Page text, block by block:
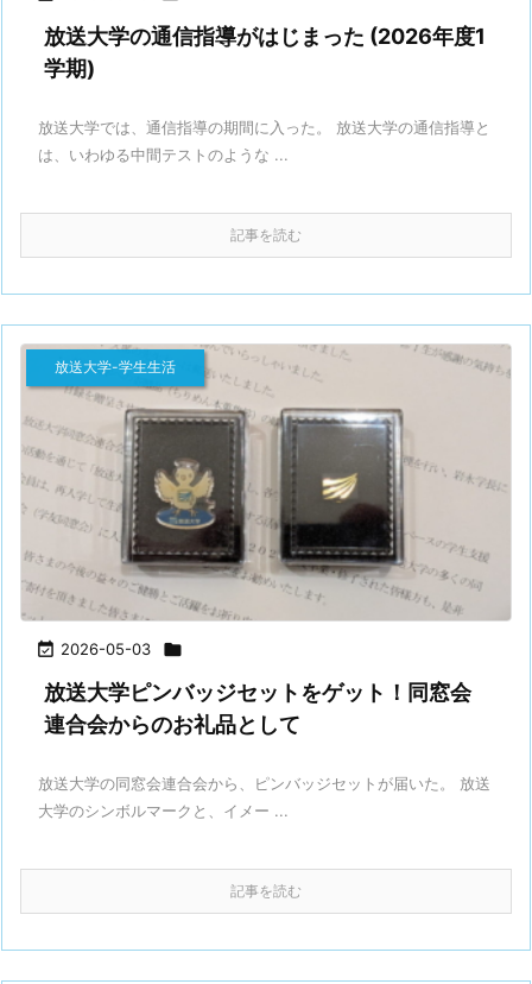
放送大学の通信指導がはじまった (2026年度1
学期)
放送大学では、通信指導の期間に入った。 放送大学の通信指導と
は、いわゆる中間テストのような ...
記事を読む
 2026-05-03 
放送大学-学生生活
放送大学ピンバッジセットをゲット！同窓会
連合会からのお礼品として
放送大学の同窓会連合会から、ピンバッジセットが届いた。 放送
大学のシンボルマークと、イメー ...
記事を読む